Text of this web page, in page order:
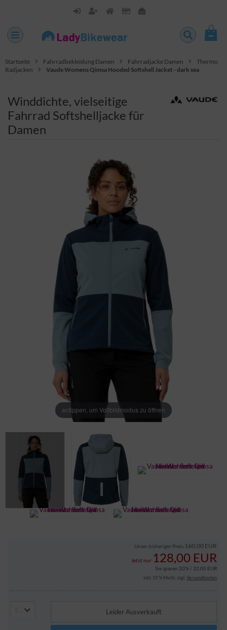
Startseite Fahrradbekleidung Damen Fahrradjacke Damen
Thermo
Radjacken
Vaude Womens Qimsa Hooded Softshell Jacket - dark sea
Winddichte, vielseitige
Fahrrad Softshelljacke für
Damen
antippen, um Vollbildmodus zu öffnen
Unser bisheriger Preis 160,00 EUR
Jetzt nur 128,00 EUR
Sie sparen 20% / 32,00 EUR
inkl. 19 % MwSt. zzgl. Versandkosten
Leider Ausverkauft